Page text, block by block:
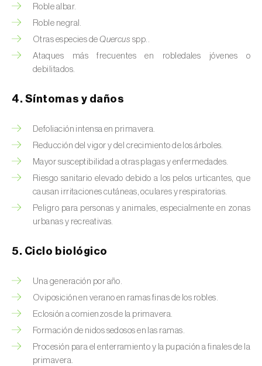
typographus
Bicho camello ( Chrysodeixis chalcites
Cacoecia de los frutales (
Cantárida ( Lytta vesicatoria
Capua de los frutos (Adoxophyes orana)
Cecidomía destructora (Mayetiola
destructor)
Ceutorrinco de la col (
napi)
Chinche de la morera (Pseudaulacaspis
pentagona)
Chinche de las piñas (Leptoglossus
occidentalis
Roble albar.
Roble negral.
Otras especies deQuercus spp..
Ataques más frecuentes en robledales jóvenes o
debilitados.
4. Síntomas y daños
Defoliación intensa en primavera.
Reducción del vigor y del crecimiento de los árboles.
Mayor susceptibilidad a otras plagas y enfermedades.
Riesgo sanitario elevado debido a los pelos urticantes, que
causan irritaciones cutáneas, oculares y respiratorias.
Peligro para personas y animales, especialmente en zonas
urbanas y recreativas.
5. Ciclo biológico
Una generación por año.
Oviposición en verano en ramas finas de los robles.
Eclosión a comienzos de la primavera.
Formación de nidos sedosos en las ramas.
Procesión para el enterramiento y la pupación a finales de la
primavera.